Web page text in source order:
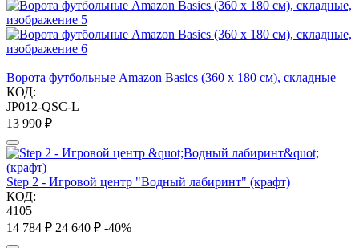
Ворота футбольные Amazon Basics (360 х 180 см), складные
КОД:
JP012-QSC-L
13 990 ₽
Step 2 - Игровой центр "Водный лабиринт" (крафт)
КОД:
4105
14 784 ₽ 24 640 ₽ -40%